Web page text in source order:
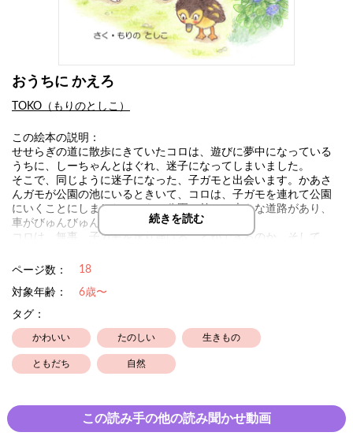
おうちに かえろ
TOKO（もりのとしこ）
この絵本の説明：
せせらぎの道に散歩にきていたコロは、遊びに夢中になっている
うちに、しーちゃんとはぐれ、迷子になってしまいました。
そこで、同じように迷子になった、子ガモと出会います。かあさ
んガモが公園の池にいるときいて、コロは、子ガモを連れて公園
にいくことにしました。でも、公園の前には大きな道路があり、
車がびゅんびゅん走っています。
コロは、無事、子ガモを送り届けることができるのか。そして、
しみください。
続きを読む
ページ数： 18
対象年齢：
6歳〜
タグ：
かわいい たのしい 生きもの
ともだち 自然
この読み手の他の読み聞かせ動画